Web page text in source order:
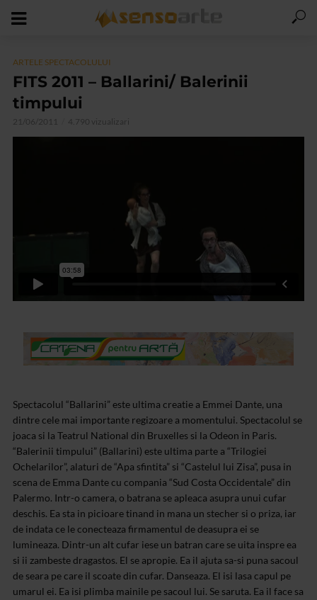
ARTELE SPECTACOLULUI
FITS 2011 – Ballarini/ Balerinii
timpului
21/06/2011 4.790 vizualizari
Spectacolul “Ballarini” este ultima creatie a Emmei Dante, una
dintre cele mai importante regizoare a momentului. Spectacolul se
joaca si la Teatrul National din Bruxelles si la Odeon in Paris.
“Balerinii timpului” (Ballarini) este ultima parte a “Trilogiei
Ochelarilor”, alaturi de “Apa sfintita” si “Castelul lui Zisa”, pusa in
scena de Emma Dante cu compania “Sud Costa Occidentale” din
Palermo. Intr-o camera, o batrana se apleaca asupra unui cufar
deschis. Ea sta in picioare tinand in mana un stecher si o priza, iar
de indata ce le conecteaza firmamentul de deasupra ei se
lumineaza. Dintr-un alt cufar iese un batran care se uita inspre ea
si ii zambeste dragastos. El se apropie. Ea il ajuta sa-si puna sacoul
de seara pe care il scoate din cufar. Danseaza. El isi lasa capul pe
umarul ei. Ea isi plimba mainile pe sacoul lui. Se saruta. Ea il face sa